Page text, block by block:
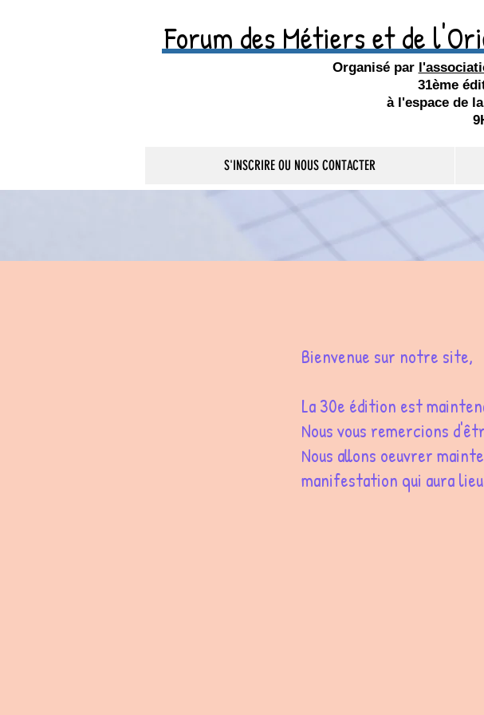
Forum des Métiers et de
Organisé par
31ème
à l'espace de
S'INSCRIRE OU NOUS CONTACTER
Bienvenue sur notre site,
La 30e édition est
Nous vous remercions
Nous allons oeuvrer
manifestation qui aura